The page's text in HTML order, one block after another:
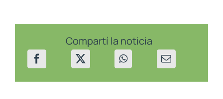
VLA
Compartí la noticia